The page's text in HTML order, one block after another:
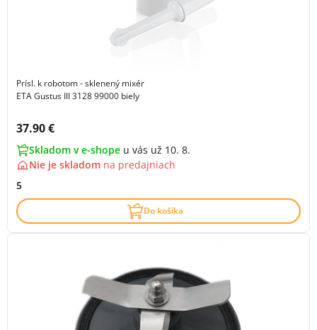
Prísl. k robotom - sklenený mixér
ETA Gustus III 3128 99000 biely
Cena s DPH:
37.90 €
Skladom v e-shope u vás už 10. 8.
Nie je skladom na predajniach
5
Do košíka